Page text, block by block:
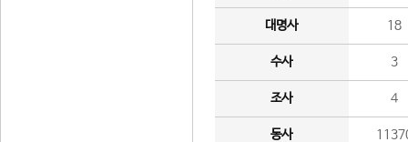
대명사 18
수사 3
조사 4
동사